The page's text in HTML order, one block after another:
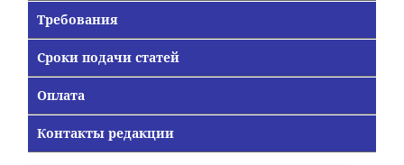
Требования
Сроки подачи статей
Оплата
Контакты редакции